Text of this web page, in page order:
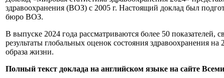
здравоохранения (ВОЗ) с 2005 г. Настоящий доклад был
бюро ВОЗ.
В выпуске 2024 года рассматриваются более 50
результаты глобальных оценок состояния здравоохранения
образа жизни.
Полный текст доклада на английском языке на сайте